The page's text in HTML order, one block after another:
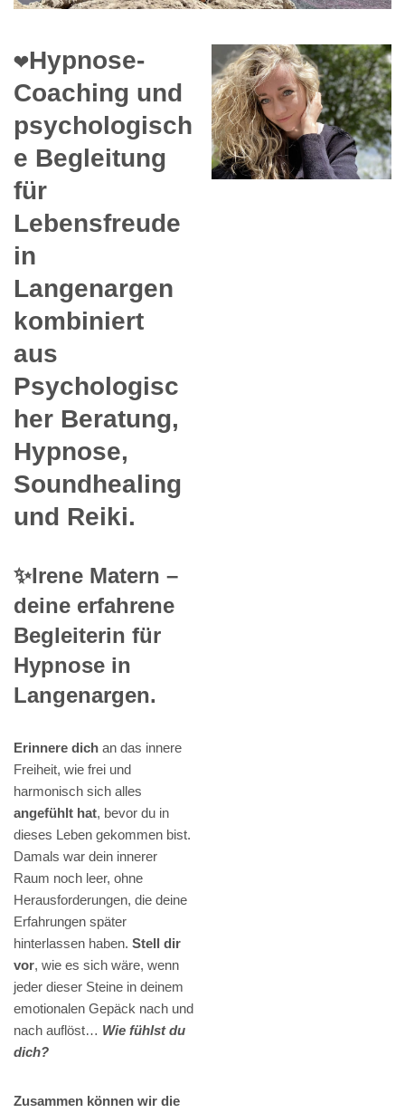
❤️Hypnose-
Coaching und
psychologisch
e Begleitung
für
Lebensfreude
in
Langenargen
kombiniert
aus
Psychologisc
her Beratung,
Hypnose,
Soundhealing
und Reiki.
✨Irene Matern –
deine erfahrene
Begleiterin für
Hypnose in
Langenargen.
Erinnere dich an das innere
Freiheit, wie frei und
harmonisch sich alles
angefühlt hat, bevor du in
dieses Leben gekommen bist.
Damals war dein innerer
Raum noch leer, ohne
Herausforderungen, die deine
Erfahrungen später
hinterlassen haben. Stell dir
vor, wie es sich wäre, wenn
jeder dieser Steine in deinem
emotionalen Gepäck nach und
nach auflöst… Wie fühlst du
dich?
Zusammen können wir die